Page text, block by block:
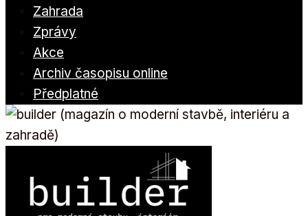
Zahrada
Zprávy
Akce
Archiv časopisu online
Předplatné